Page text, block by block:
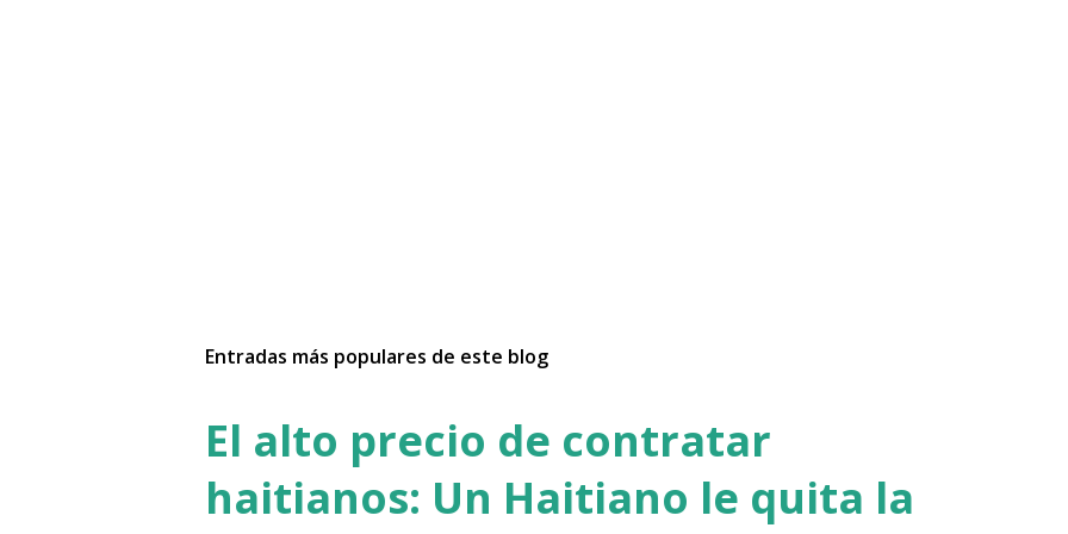
Entradas más populares de este blog
El alto precio de contratar
haitianos: Un Haitiano le quita la